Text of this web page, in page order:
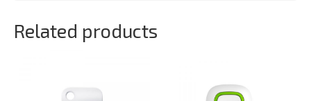
Related products